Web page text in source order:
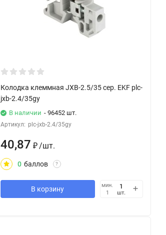
Колодка клеммная JXB-2.5/35 сер. EKF plc-
jxb-2.4/35gy
В наличии - 96452 шт.
Артикул: plc-jxb-2.4/35gy
40,87 ₽/шт.
0 баллов ?
В корзину
мин.
1
шт.